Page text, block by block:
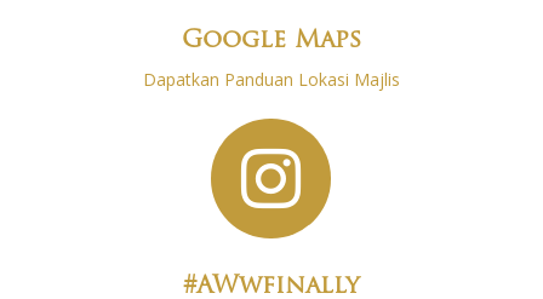
Google Maps
Dapatkan Panduan Lokasi Majlis

#AWwfinally